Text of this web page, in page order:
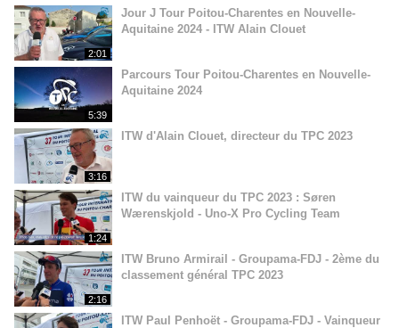
2:01
Jour J Tour Poitou-Charentes en Nouvelle-
Aquitaine 2024 - ITW Alain Clouet
5:39
Parcours Tour Poitou-Charentes en Nouvelle-
Aquitaine 2024
3:16
ITW d'Alain Clouet, directeur du TPC 2023
1:24
ITW du vainqueur du TPC 2023 : Søren
Wærenskjold - Uno-X Pro Cycling Team
2:16
ITW Bruno Armirail - Groupama-FDJ - 2ème du
classement général TPC 2023
ITW Paul Penhoët - Groupama-FDJ - Vainqueur